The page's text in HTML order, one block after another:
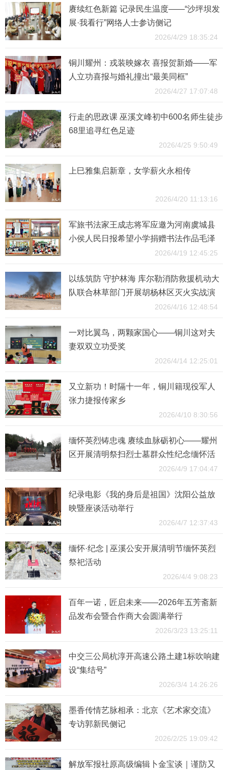
赓续红色新篇 记录民生温度——“沙坪坝发
展·我看行”网络人士参访侧记
2026/4/29 18:35:24
铜川耀州：戎装映嫁衣 喜报贺新婚——军
人立功喜报与婚礼撞出“最美同框”
2026/4/27 17:07:48
行走的思政课 巫溪文峰初中600名师生徒步
68里追寻红色足迹
2026/4/25 9:50:49
上巳雅集启新章，女学薪火永相传
2026/4/20 11:13:16
军旅书法家王成志将军应邀为河南虞城县
小侯人民日报希望小学捐赠书法作品毛泽
2026/4/19 12:45:25
以练筑防 守护林海 库尔勒消防救援机动大
队联合林草部门开展胡杨林区灭火实战演
2026/4/16 12:48:54
一对比翼鸟，两颗家国心——铜川这对夫
妻双双立功受奖
2026/4/14 12:25:01
又立新功！时隔十一年，铜川籍现役军人
张力捷报传家乡
2026/4/10 8:30:56
缅怀英烈铸忠魂 赓续血脉砺初心——耀州
区开展清明祭扫烈士墓群众性纪念缅怀活
2026/4/9 17:04:47
纪录电影《我的身后是祖国》沈阳公益放
映暨座谈活动举行
2026/4/7 12:37:43
缅怀·纪念 | 巫溪公安开展清明节缅怀英烈
祭祀活动
2026/4/4 9:08:23
百年一诺，匠启未来——2026年五芳斋新
品发布会暨合作商大会圆满举行
2026/3/23 13:25:11
中交三公局杭淳开高速公路土建1标吹响建
设“集结号”
2026/3/4 14:26:26
墨香传情艺脉相承：北京《艺术家交流》
专访郭新民侧记
2026/2/25 19:09:42
解放军报社原高级编辑卜金宝谈｜谨防又